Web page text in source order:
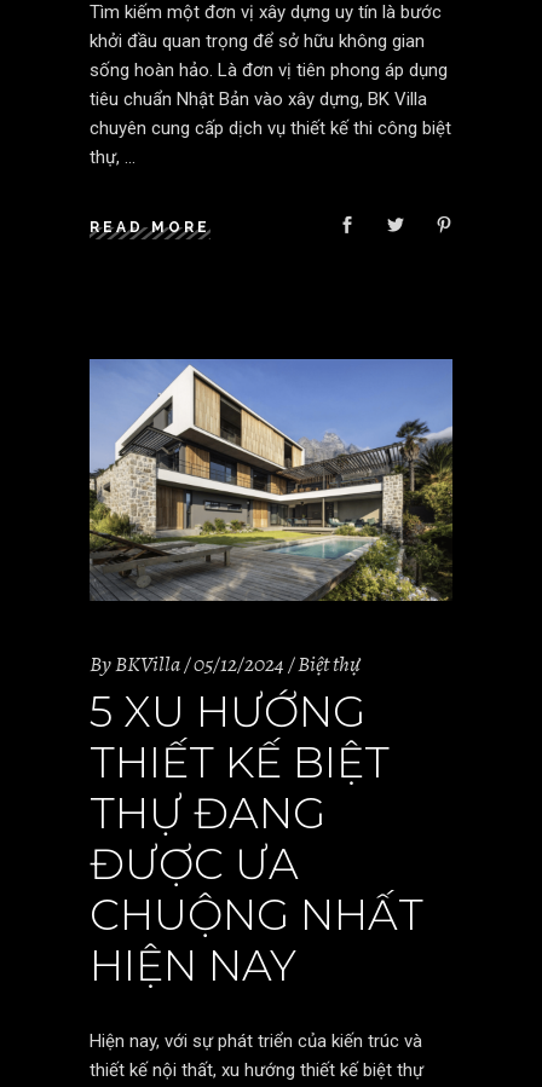
Tìm kiếm một đơn vị xây dựng uy tín là bước
khởi đầu quan trọng để sở hữu không gian
sống hoàn hảo. Là đơn vị tiên phong áp dụng
tiêu chuẩn Nhật Bản vào xây dựng, BK Villa
chuyên cung cấp dịch vụ thiết kế thi công biệt
thự,
READ MORE
ByBKVilla 05/12/2024 Biệt thự
5 XU HƯỚNG
THIẾT KẾ BIỆT
THỰ ĐANG
ĐƯỢC ƯA
CHUỘNG NHẤT
HIỆN NAY
Hiện nay, với sự phát triển của kiến trúc và
thiết kế nội thất, xu hướng thiết kế biệt thự